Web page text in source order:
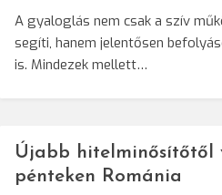
A gyaloglás nem csak a szív
segíti, hanem jelentősen
is. Mindezek mellett…
Újabb hitelminősítőtől
pénteken Románia